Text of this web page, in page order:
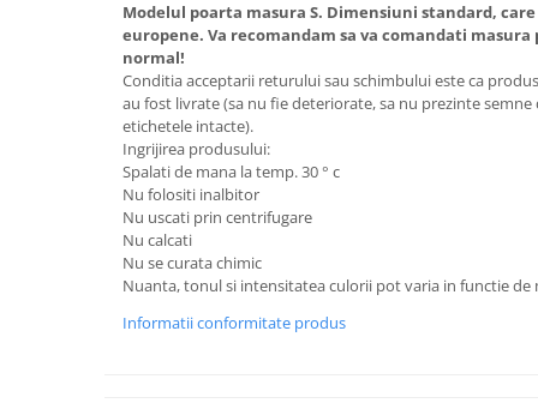
Modelul poarta masura S. Dimensiuni standard,
europene. Va recomandam sa va comandati
normal!
Conditia acceptarii returului sau schimbului este ca
au fost livrate (sa nu fie deteriorate, sa nu prezinte
etichetele intacte).
Ingrijirea produsului:
Spalati de mana la temp. 30 ° c
Nu folositi inalbitor
Nu uscati prin centrifugare
Nu calcati
Nu se curata chimic
Nuanta, tonul si intensitatea culorii pot varia in functie de
Informatii conformitate produs